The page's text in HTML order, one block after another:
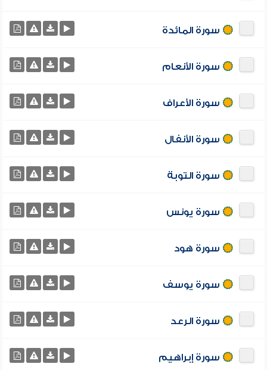
سورة المائدة
سورة الأنعام
سورة الأعراف
سورة الأنفال
سورة التوبة
سورة يونس
سورة هود
سورة يوسف
سورة الرعد
سورة إبراهيم